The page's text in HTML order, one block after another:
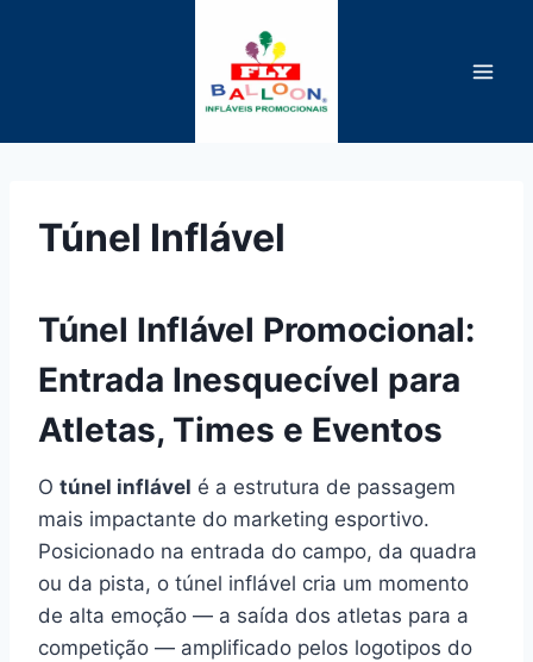
Túnel Inflável
Túnel Inflável Promocional:
Entrada Inesquecível para
Atletas, Times e Eventos
O túnel inflável é a estrutura de passagem
mais impactante do marketing esportivo.
Posicionado na entrada do campo, da quadra
ou da pista, o túnel inflável cria um momento
de alta emoção — a saída dos atletas para a
competição — amplificado pelos logotipos do